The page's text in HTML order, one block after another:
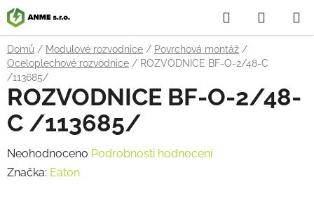
Přejít
na
obsah
Hledat
KOŠÍK
Domů / Modulové rozvodnice / Povrchová montáž /
Oceloplechové rozvodnice / ROZVODNICE BF-O-2/48-C
/113685/
ROZVODNICE BF-O-2/48-
C /113685/
Průměrné
hodnocení
Neohodnoceno Podrobnosti hodnocení
Značka: Eaton